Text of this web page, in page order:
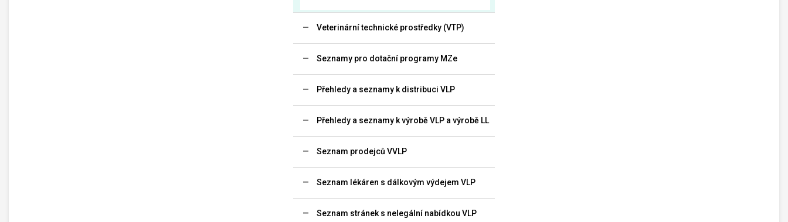
Veterinární technické prostředky (VTP)
Seznamy pro dotační programy MZe
Přehledy a seznamy k distribuci VLP
Přehledy a seznamy k výrobě VLP a výrobě LL
Seznam prodejců VVLP
Seznam lékáren s dálkovým výdejem VLP
Seznam stránek s nelegální nabídkou VLP